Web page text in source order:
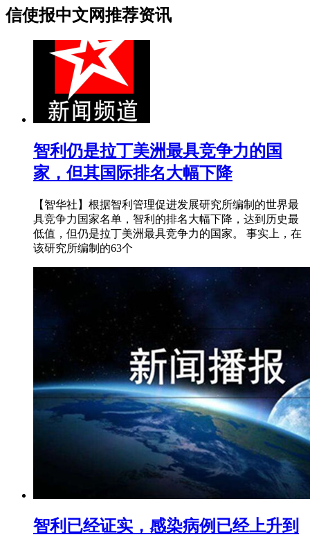
信使报中文网推荐资讯
智利仍是拉丁美洲最具竞争力的国
家，但其国际排名大幅下降
【智华社】根据智利管理促进发展研究所编制的世界最
具竞争力国家名单，智利的排名大幅下降，达到历史最
低值，但仍是拉丁美洲最具竞争力的国家。 事实上，在
该研究所编制的63个
智利已经证实，感染病例已经上升到